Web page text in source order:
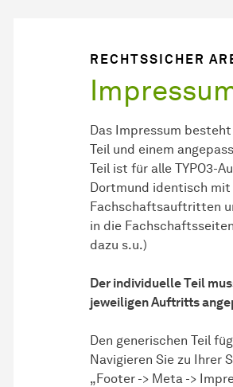
RECHTSSICHER
Das Impressum
Teil und einem
Teil ist für alle TYPO3-
Dortmund identisch mit
Fachschaftsauftritten
in die
dazu s.u.)
Der individuelle Teil
jeweiligen Auftritts
Den generischen Teil
Navigieren Sie zu Ihrer
„Footer -> Meta ->